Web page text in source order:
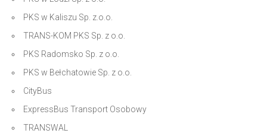
PKS w Kaliszu Sp. z.o.o.
TRANS-KOM PKS Sp. z o.o.
PKS Radomsko Sp. z o.o.
PKS w Bełchatowie Sp. z o.o.
CityBus
ExpressBus Transport Osobowy
TRANSWAL